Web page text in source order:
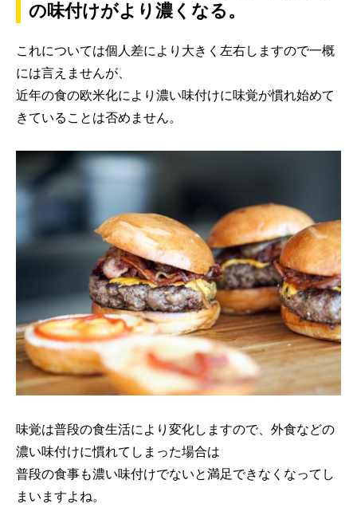
の味付けがより濃くなる。
これについては個人差により大きく左右しますので一概
には言えませんが、
近年の食の欧米化により濃い味付けに味覚が慣れ始めて
きていることは否めません。
味覚は普段の食生活により変化しますので、外食などの
濃い味付けに慣れてしまった場合は
普段の食事も濃い味付けでないと満足できなくなってし
まいますよね。